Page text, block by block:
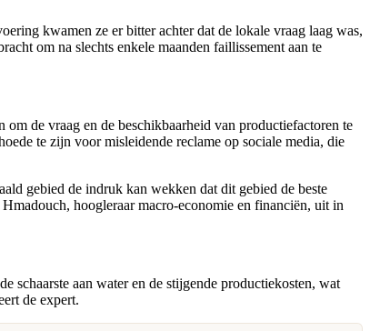
kwamen ze er bitter achter dat de lokale vraag laag was,
om na slechts enkele maanden faillissement aan te
de vraag en de beschikbaarheid van productiefactoren te
te zijn voor misleidende reclame op sociale media, die
gebied de indruk kan wekken dat dit gebied de beste
hoogleraar macro-economie en financiën, uit in
schaarste aan water en de stijgende productiekosten, wat
de expert.